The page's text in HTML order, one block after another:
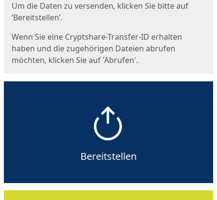
Um die Daten zu versenden, klicken Sie bitte auf
‘Bereitstellen’.
Wenn Sie eine Cryptshare-Transfer-ID erhalten
haben und die zugehörigen Dateien abrufen
möchten, klicken Sie auf 'Abrufen'.
Bereitstellen